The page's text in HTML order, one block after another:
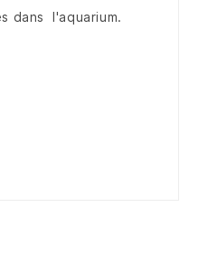
dans l'aquarium.